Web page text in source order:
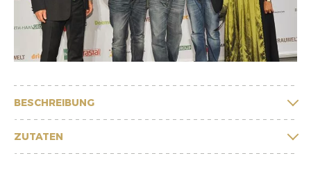
BESCHREIBUNG
ZUTATEN